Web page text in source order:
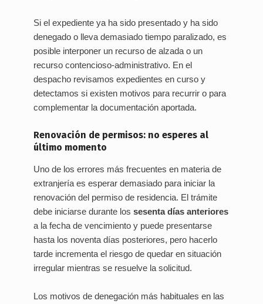
Si el expediente ya ha sido presentado y ha sido
denegado o lleva demasiado tiempo paralizado, es
posible interponer un recurso de alzada o un
recurso contencioso-administrativo. En el
despacho revisamos expedientes en curso y
detectamos si existen motivos para recurrir o para
complementar la documentación aportada.
Renovación de permisos: no esperes al
último momento
Uno de los errores más frecuentes en materia de
extranjería es esperar demasiado para iniciar la
renovación del permiso de residencia. El trámite
debe iniciarse durante los sesenta días anteriores
a la fecha de vencimiento y puede presentarse
hasta los noventa días posteriores, pero hacerlo
tarde incrementa el riesgo de quedar en situación
irregular mientras se resuelve la solicitud.
Los motivos de denegación más habituales en las